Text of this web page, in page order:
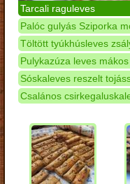
Tarcali raguleves
Palóc gulyás Sziporka
Töltött tyúkhúsleves
Pulykazúza leves
Sóskaleves reszelt
Csalános